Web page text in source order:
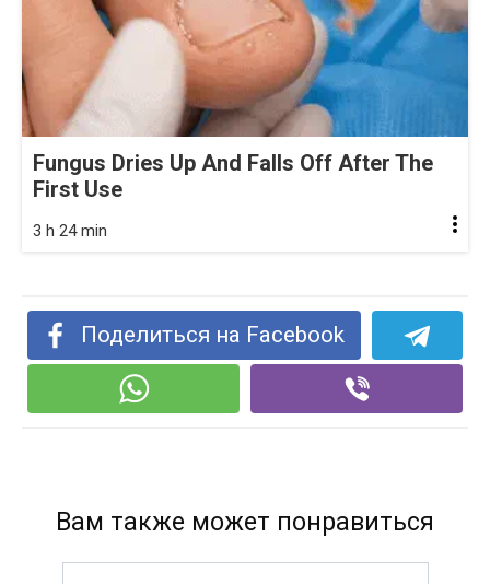
Fungus Dries Up And Falls Off After The
First Use
3 h 24 min
Поделиться на Facebook
Вам также может понравиться